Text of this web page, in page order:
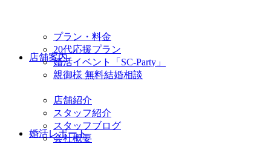
プラン・料金
20代応援プラン
婚活イベント「SC-Party」
親御様 無料結婚相談
店舗案内
店舗紹介
スタッフ紹介
スタッフブログ
会社概要
婚活レポート